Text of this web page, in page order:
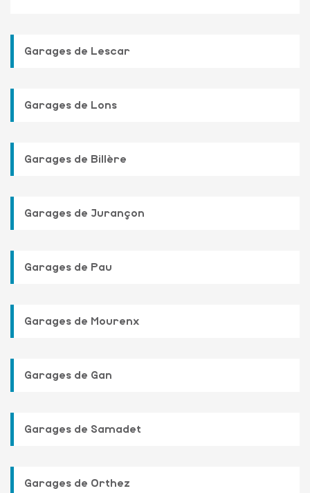
Garages de Lescar
Garages de Lons
Garages de Billère
Garages de Jurançon
Garages de Pau
Garages de Mourenx
Garages de Gan
Garages de Samadet
Garages de Orthez